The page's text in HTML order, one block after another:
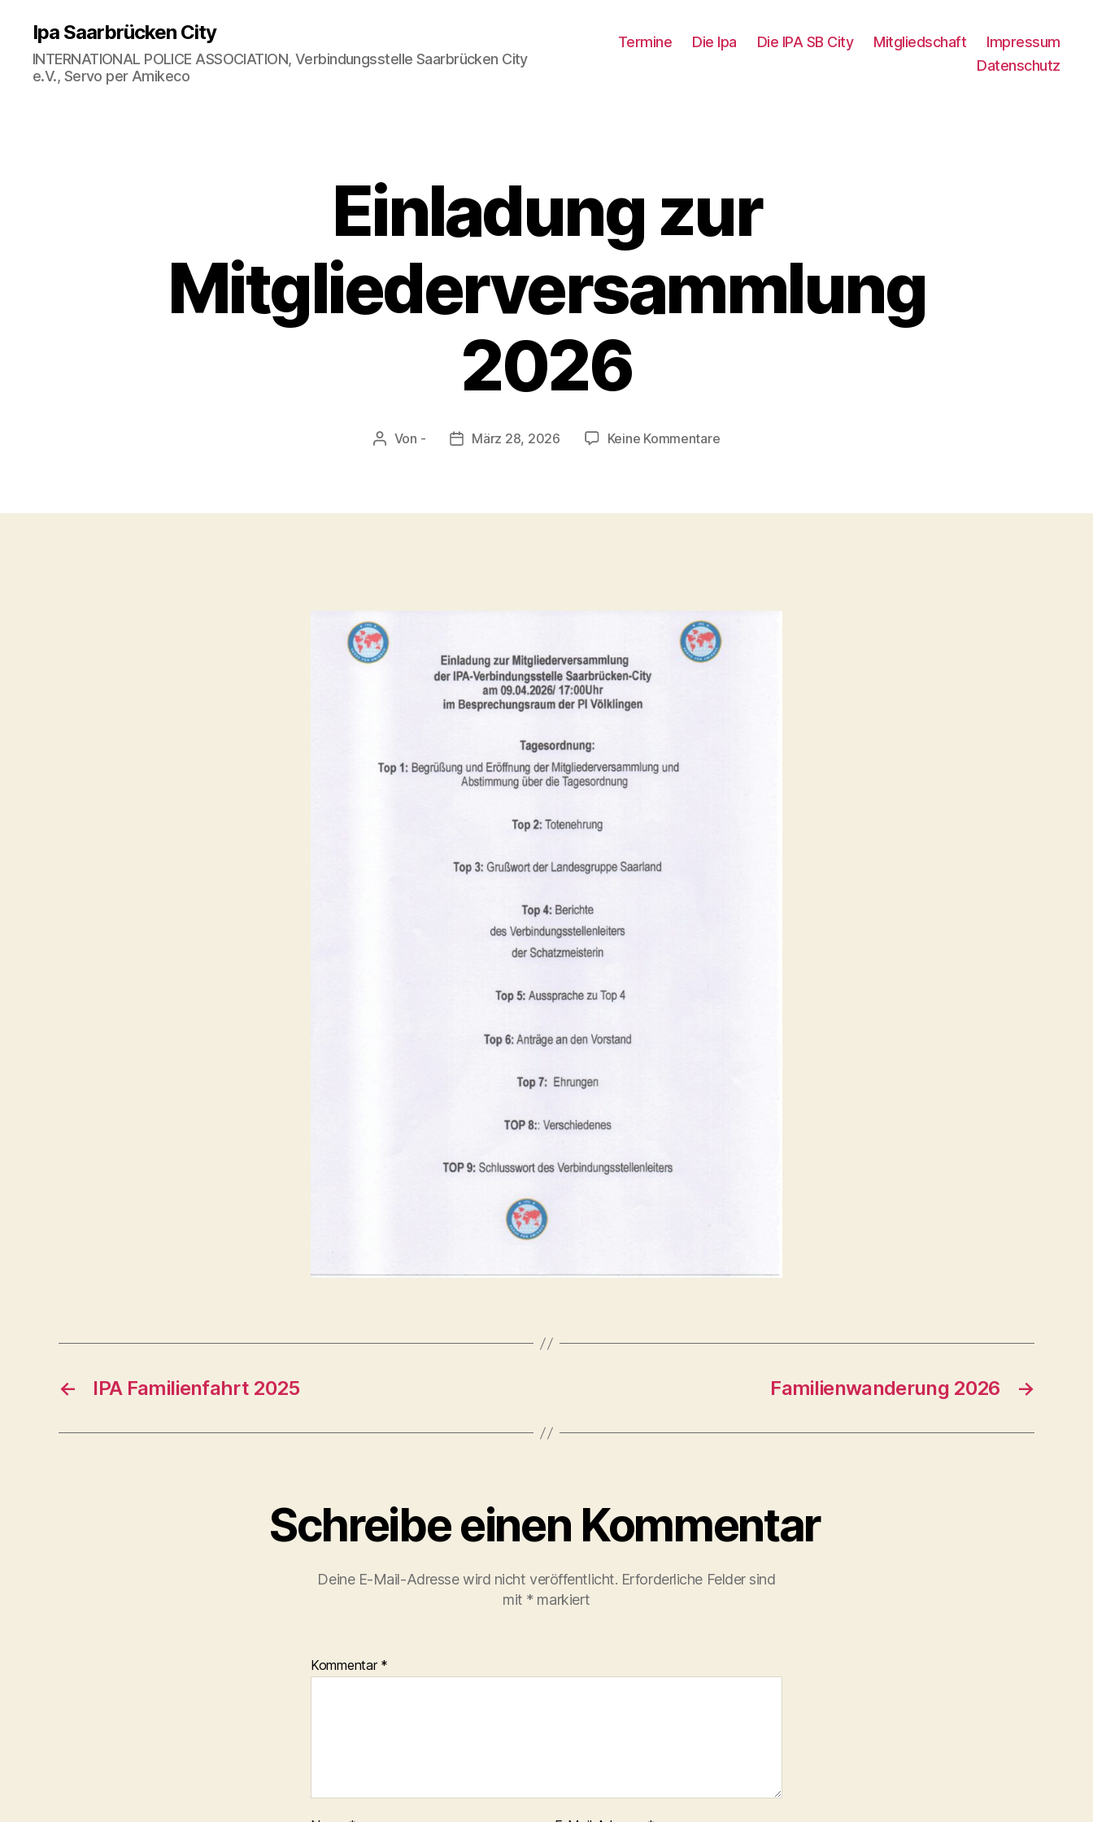
Ipa Saarbrücken City
INTERNATIONAL POLICE ASSOCIATION, Verbindungsstelle Saarbrücken City
e.V., Servo per Amikeco
Termine Die Ipa Die IPA SB City Mitgliedschaft
Impressum
Datenschutz
Einladung zur
Mitgliederversammlung
2026
Beitragsautor
Von - Beitragsdatum
März 28, 2026 Keine Kommentarezu
2026
← IPA Familienfahrt 2025 →
Familienwanderung 2026
Schreibe einen Kommentar
Deine E-Mail-Adresse wird nicht veröffentlicht. Erforderliche Felder sind
mit * markiert
Kommentar *